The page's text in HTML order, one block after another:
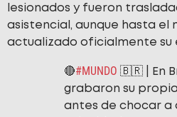
lesionados y fueron
asistencial, aunque hasta el
actualizado oficialmente su
🔴#MUNDO 🇧🇷 | En
grabaron su
antes de chocar a